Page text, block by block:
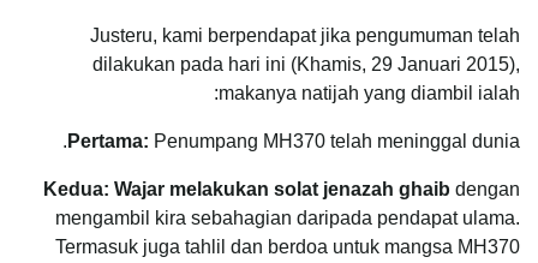
Justeru, kami berpendapat jika pengumuman telah
dilakukan pada hari ini (Khamis, 29 Januari 2015),
makanya natijah yang diambil ialah:
Pertama: Penumpang MH370 telah meninggal dunia.
Kedua: Wajar melakukan solat jenazah ghaib dengan
mengambil kira sebahagian daripada pendapat ulama.
Termasuk juga tahlil dan berdoa untuk mangsa MH370